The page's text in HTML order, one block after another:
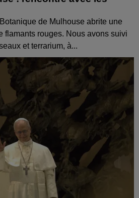
de Mulhouse abrite une
flamants rouges. Nous avons suivi
et terrarium, à...